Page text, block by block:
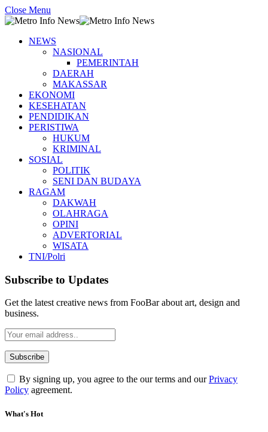
Close Menu
NEWS
NASIONAL
PEMERINTAH
DAERAH
MAKASSAR
EKONOMI
KESEHATAN
PENDIDIKAN
PERISTIWA
HUKUM
KRIMINAL
SOSIAL
POLITIK
SENI DAN BUDAYA
RAGAM
DAKWAH
OLAHRAGA
OPINI
ADVERTORIAL
WISATA
TNI/Polri
Subscribe to Updates
Get the latest creative news from FooBar about art, design and
business.
By signing up, you agree to the our terms and ourPrivacy
Policy agreement.
What's Hot